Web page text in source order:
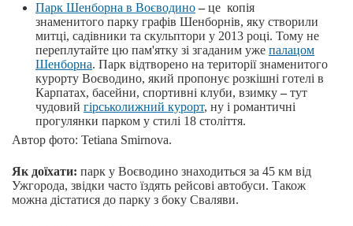
Парк Шенборна в Воєводино – це копія
знаменитого парку графів Шенборнів, яку створили
митці, садівники та скульптори у 2013 році. Тому не
переплутайте цю пам'ятку зі згаданим уже палацом
Шенборна. Парк відтворено на території знаменитого
курорту Воєводино, який пропонує розкішні готелі в
Карпатах, басейни, спортивні клуби, взимку – тут
чудовий гірськолижний курорт, ну і романтичні
прогулянки парком у стилі 18 століття.
Автор фото: Tetiana Smirnova.
Як доїхати: парк у Воєводино знаходиться за 45 км від
Ужгорода, звідки часто їздять рейсові автобуси. Також
можна дістатися до парку з боку Сваляви.